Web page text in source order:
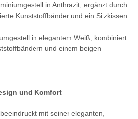
in Anthrazit, ergänzt durch
Kunststoffbänder und ein Sitzkissen
in elegantem Weiß, kombiniert
und einem beigen
und Komfort
beeindruckt mit seiner eleganten,